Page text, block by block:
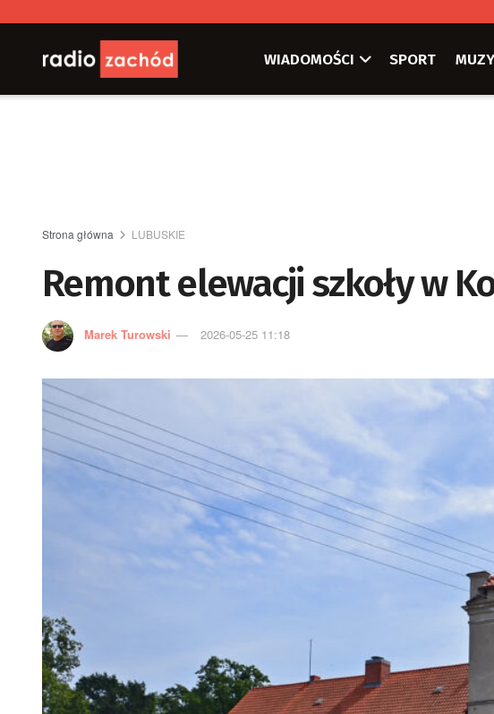
WIADOMOŚCI SPORT
Strona główna LUBUSKIE
Remont elewacji szkoły w
Marek Turowski 2026-05-25 11:18